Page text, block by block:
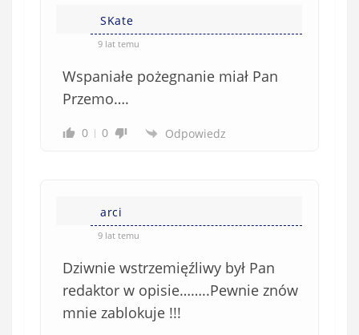
SKate
9 lat temu
Wspaniałe pożegnanie miał Pan
Przemo….
0 0 Odpowiedz
arci
9 lat temu
Dziwnie wstrzemięźliwy był Pan
redaktor w opisie……..Pewnie znów
mnie zablokuje !!!